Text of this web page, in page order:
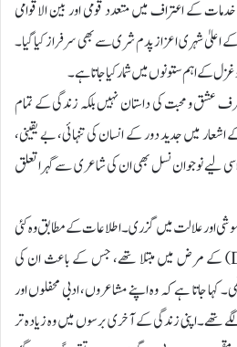
خدمات کے اعتراف میں متعدد قومی اور بین الاقوامی
اعلیٰ شہری اعزاز پدم شری سے بھی سرفراز کیا گیا۔
کے اہم ستونوں میں شمار کیا جاتا ہے۔
عشق و محبت کی داستان نہیں بلکہ زندگی کے تمام
میں جدید دور کے انسان کی تنہائی، بے یقینی،
لیے نوجوان نسل بھی ان کی شاعری سے گہرا تعلق
اور علالت میں گزری۔ اطلاعات کے مطابق وہ کئی
برسوں سے ڈیمنشیا (Dementia) کے مرض میں مبتلا تھے، جس کے باعث ان کی
جاتا ہے کہ وہ اپنے مشاعروں، ادبی محفلوں اور
تھے۔ اپنی زندگی کے آخری برسوں میں وہ زیادہ تر